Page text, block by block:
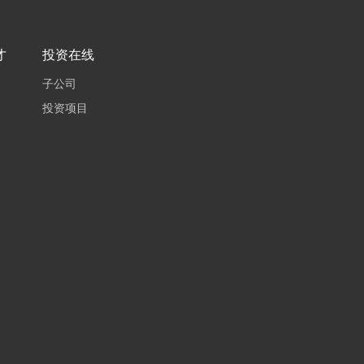
投资在线
子公司
投资项目